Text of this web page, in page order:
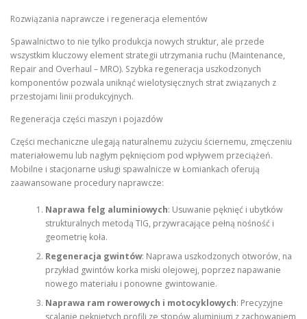
Rozwiązania naprawcze i regeneracja elementów
Spawalnictwo to nie tylko produkcja nowych struktur, ale przede
wszystkim kluczowy element strategii utrzymania ruchu (Maintenance,
Repair and Overhaul – MRO). Szybka regeneracja uszkodzonych
komponentów pozwala uniknąć wielotysięcznych strat związanych z
przestojami linii produkcyjnych.
Regeneracja części maszyn i pojazdów
Części mechaniczne ulegają naturalnemu zużyciu ściernemu, zmęczeniu
materiałowemu lub nagłym pęknięciom pod wpływem przeciążeń.
Mobilne i stacjonarne usługi spawalnicze w Łomiankach oferują
zaawansowane procedury naprawcze:
Naprawa felg aluminiowych: Usuwanie pęknięć i ubytków
strukturalnych metodą TIG, przywracające pełną nośność i
geometrię koła.
Regeneracja gwintów: Naprawa uszkodzonych otworów, na
przykład gwintów korka miski olejowej, poprzez napawanie
nowego materiału i ponowne gwintowanie.
Naprawa ram rowerowych i motocyklowych: Precyzyjne
scalanie pękniętych profili ze stopów aluminium z zachowaniem